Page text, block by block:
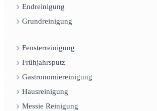
Endreinigung
Grundreinigung
Fensterreinigung
Frühjahrsputz
Gastronomiereinigung
Hausreinigung
Messie Reinigung